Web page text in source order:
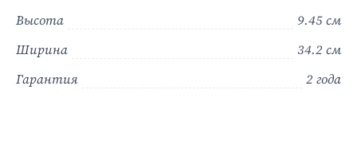
Высота
9.45 см
Ширина
34.2 см
Гарантия
2 года